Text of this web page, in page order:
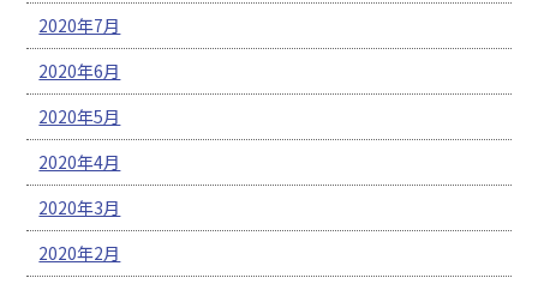
2020年7月
2020年6月
2020年5月
2020年4月
2020年3月
2020年2月